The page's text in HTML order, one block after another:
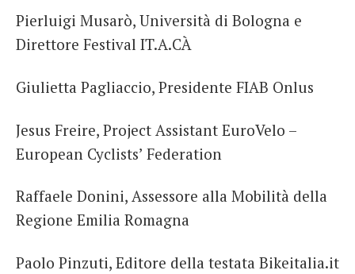
Pierluigi Musarò, Università di Bologna e
Direttore Festival IT.A.CÀ
Giulietta Pagliaccio, Presidente FIAB Onlus
Jesus Freire, Project Assistant EuroVelo –
European Cyclists’ Federation
Raffaele Donini, Assessore alla Mobilità della
Regione Emilia Romagna
Paolo Pinzuti, Editore della testata Bikeitalia.it